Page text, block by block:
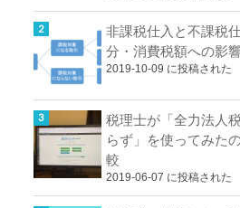
非課税仕入と不課税
分・消費税額への影
2019-10-09 に投稿された
税理士が「全力法人
らず」を使ってみた
較
2019-06-07 に投稿された